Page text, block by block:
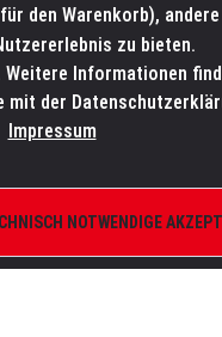
5900-800 24/7:
AKTUELLES
den Warenkorb),
zu bieten.
Informationen
mit der
Impressum
NOTWENDIGE